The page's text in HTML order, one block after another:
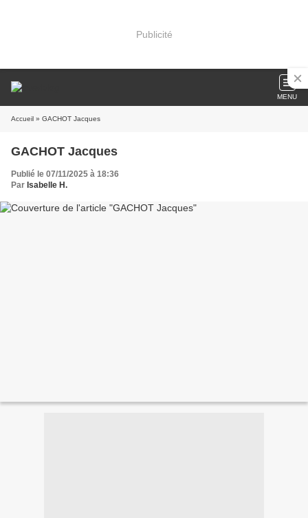
Publicité
MENU
Accueil » GACHOT Jacques
GACHOT Jacques
Publié le 07/11/2025 à 18:36
Par Isabelle H.